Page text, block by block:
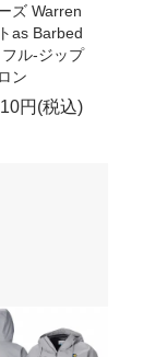
ズ Warren
as Barbed
ル-ジップ
ン
円(税込)